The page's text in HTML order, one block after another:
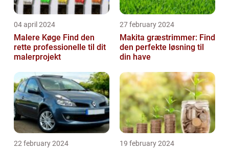
04 april 2024
Malere Køge Find den
rette professionelle til dit
malerprojekt
27 february 2024
Makita græstrimmer: Find
den perfekte løsning til
din have
22 february 2024 19 february 2024